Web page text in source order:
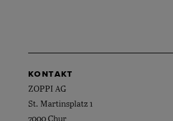
KONTAKT
ZOPPI AG
St. Martinsplatz 1